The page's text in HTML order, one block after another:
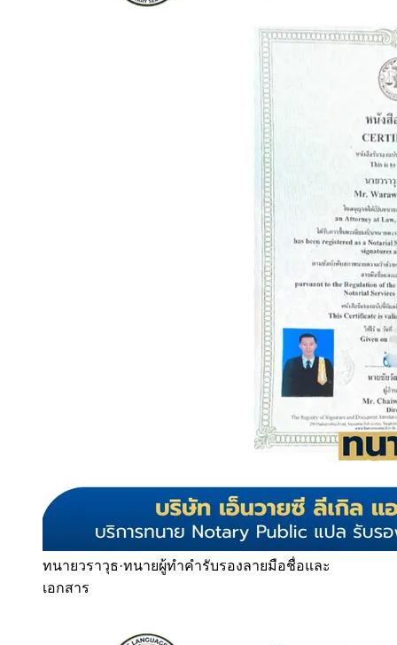
ทนายวราวุธ·ทนายผู้ทำคำรับรองลายมือชื่อและ
เอกสาร